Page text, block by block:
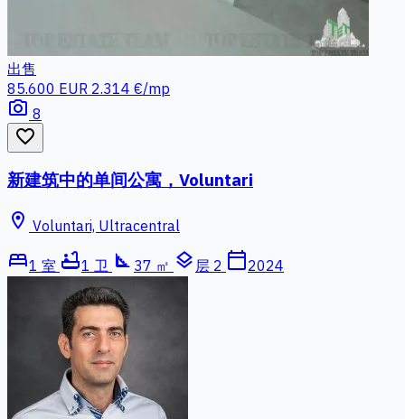
出售
85.600 EUR 2.314 €/mp
photo_camera 8
favorite_border
新建筑中的单间公寓，Voluntari
location_on Voluntari, Ultracentral
bed1 室 bathtub1 卫 square_foot 37 ㎡ layers 层 2 calendar_today2024